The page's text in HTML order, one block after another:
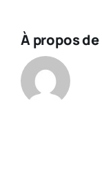
À propos